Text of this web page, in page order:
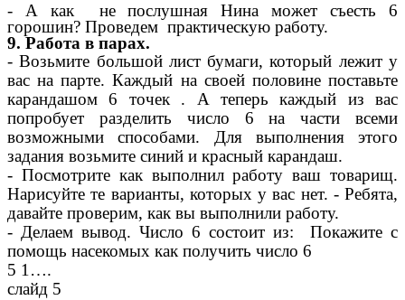
- А как не послушная Нина может съесть 6
горошин? Проведем практическую работу.
9. Работа в парах.
- Возьмите большой лист бумаги, который лежит у
вас на парте. Каждый на своей половине поставьте
карандашом 6 точек . А теперь каждый из вас
попробует разделить число 6 на части всеми
возможными способами. Для выполнения этого
задания возьмите синий и красный карандаш.
- Посмотрите как выполнил работу ваш товарищ.
Нарисуйте те варианты, которых у вас нет. - Ребята,
давайте проверим, как вы выполнили работу.
- Делаем вывод. Число 6 состоит из: Покажите с
помощь насекомых как получить число 6
5 1….
слайд 5